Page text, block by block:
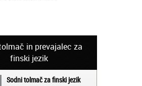
in prevajalec za
finski jezik
Sodni tolmač za finski jezik